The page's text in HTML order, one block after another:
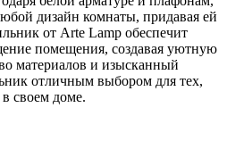
дизайн комнаты, придавая ей
от Arte Lamp обеспечит
помещения, создавая уютную
материалов и изысканный
отличным выбором для тех,
своем доме.